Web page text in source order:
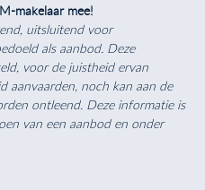
makelaar mee!
uitsluitend voor
als aanbod. Deze
voor de juistheid ervan
aanvaarden, noch kan aan de
ontleend. Deze informatie is
van een aanbod en onder